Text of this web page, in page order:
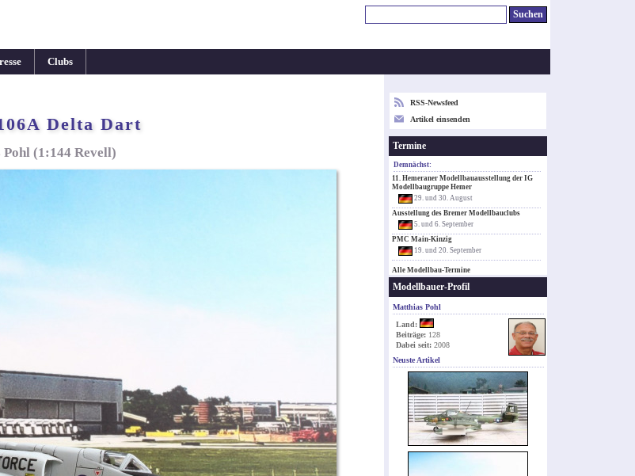
Clubs
Delta Dart
(1:144 Revell)
RSS-Newsfeed
Artikel einsenden
Termine
Demnächst:
11. Hemeraner Modellbauausstellung der IG
Modellbaugruppe Hemer
29. und 30. August
Ausstellung des Bremer Modellbauclubs
5. und 6. September
PMC Main-Kinzig
19. und 20. September
Alle Modellbau-Termine
Modellbauer-Profil
Matthias Pohl
Land:
Beiträge: 128
Dabei seit: 2008
Neuste Artikel